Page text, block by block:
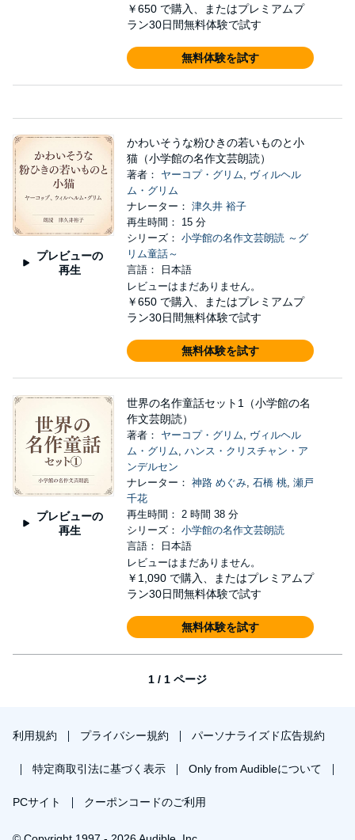
￥650 で購入、またはプレミアムプ
ラン30日間無料体験で試す
無料体験を試す
プレビューの
再生
かわいそうな粉ひきの若いものと⼩
猫（小学館の名作文芸朗読）
著者： ヤーコプ・グリム, ヴィルヘル
ム・グリム
ナレーター： 津久井 裕子
再生時間： 15 分
シリーズ： 小学館の名作文芸朗読 ～グ
リム童話～
言語： 日本語
レビューはまだありません。
￥650 で購入、またはプレミアムプ
ラン30日間無料体験で試す
無料体験を試す
プレビューの
再生
世界の名作童話セット1（小学館の名
作文芸朗読）
著者： ヤーコプ・グリム, ヴィルヘル
ム・グリム, ハンス・クリスチャン・ア
ンデルセン
ナレーター： 神路 めぐみ, 石橋 桃, 瀬戸
千花
再生時間： 2 時間 38 分
シリーズ： 小学館の名作文芸朗読
言語： 日本語
レビューはまだありません。
￥1,090 で購入、またはプレミアムプ
ラン30日間無料体験で試す
無料体験を試す
1 / 1 ページ
利用規約 プライバシー規約 パーソナライズド広告規約
特定商取引法に基づく表示 Only from Audibleについて
PCサイト クーポンコードのご利用